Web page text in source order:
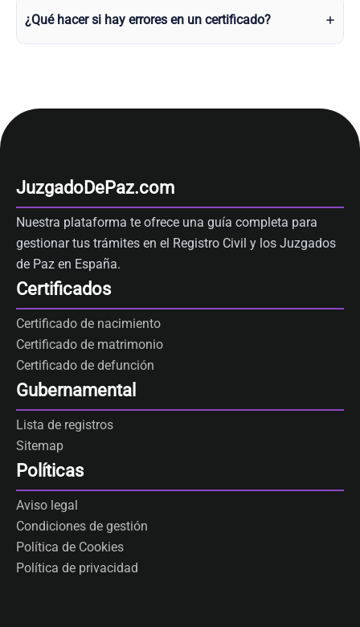
¿Qué hacer si hay errores en un certificado?
JuzgadoDePaz.com
Nuestra plataforma te ofrece una guía completa para
gestionar tus trámites en el Registro Civil y los Juzgados
de Paz en España.
Certificados
Certificado de nacimiento
Certificado de matrimonio
Certificado de defunción
Gubernamental
Lista de registros
Sitemap
Políticas
Aviso legal
Condiciones de gestión
Política de Cookies
Política de privacidad